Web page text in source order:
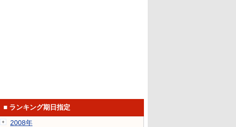
■ ランキング期日指定
2008年